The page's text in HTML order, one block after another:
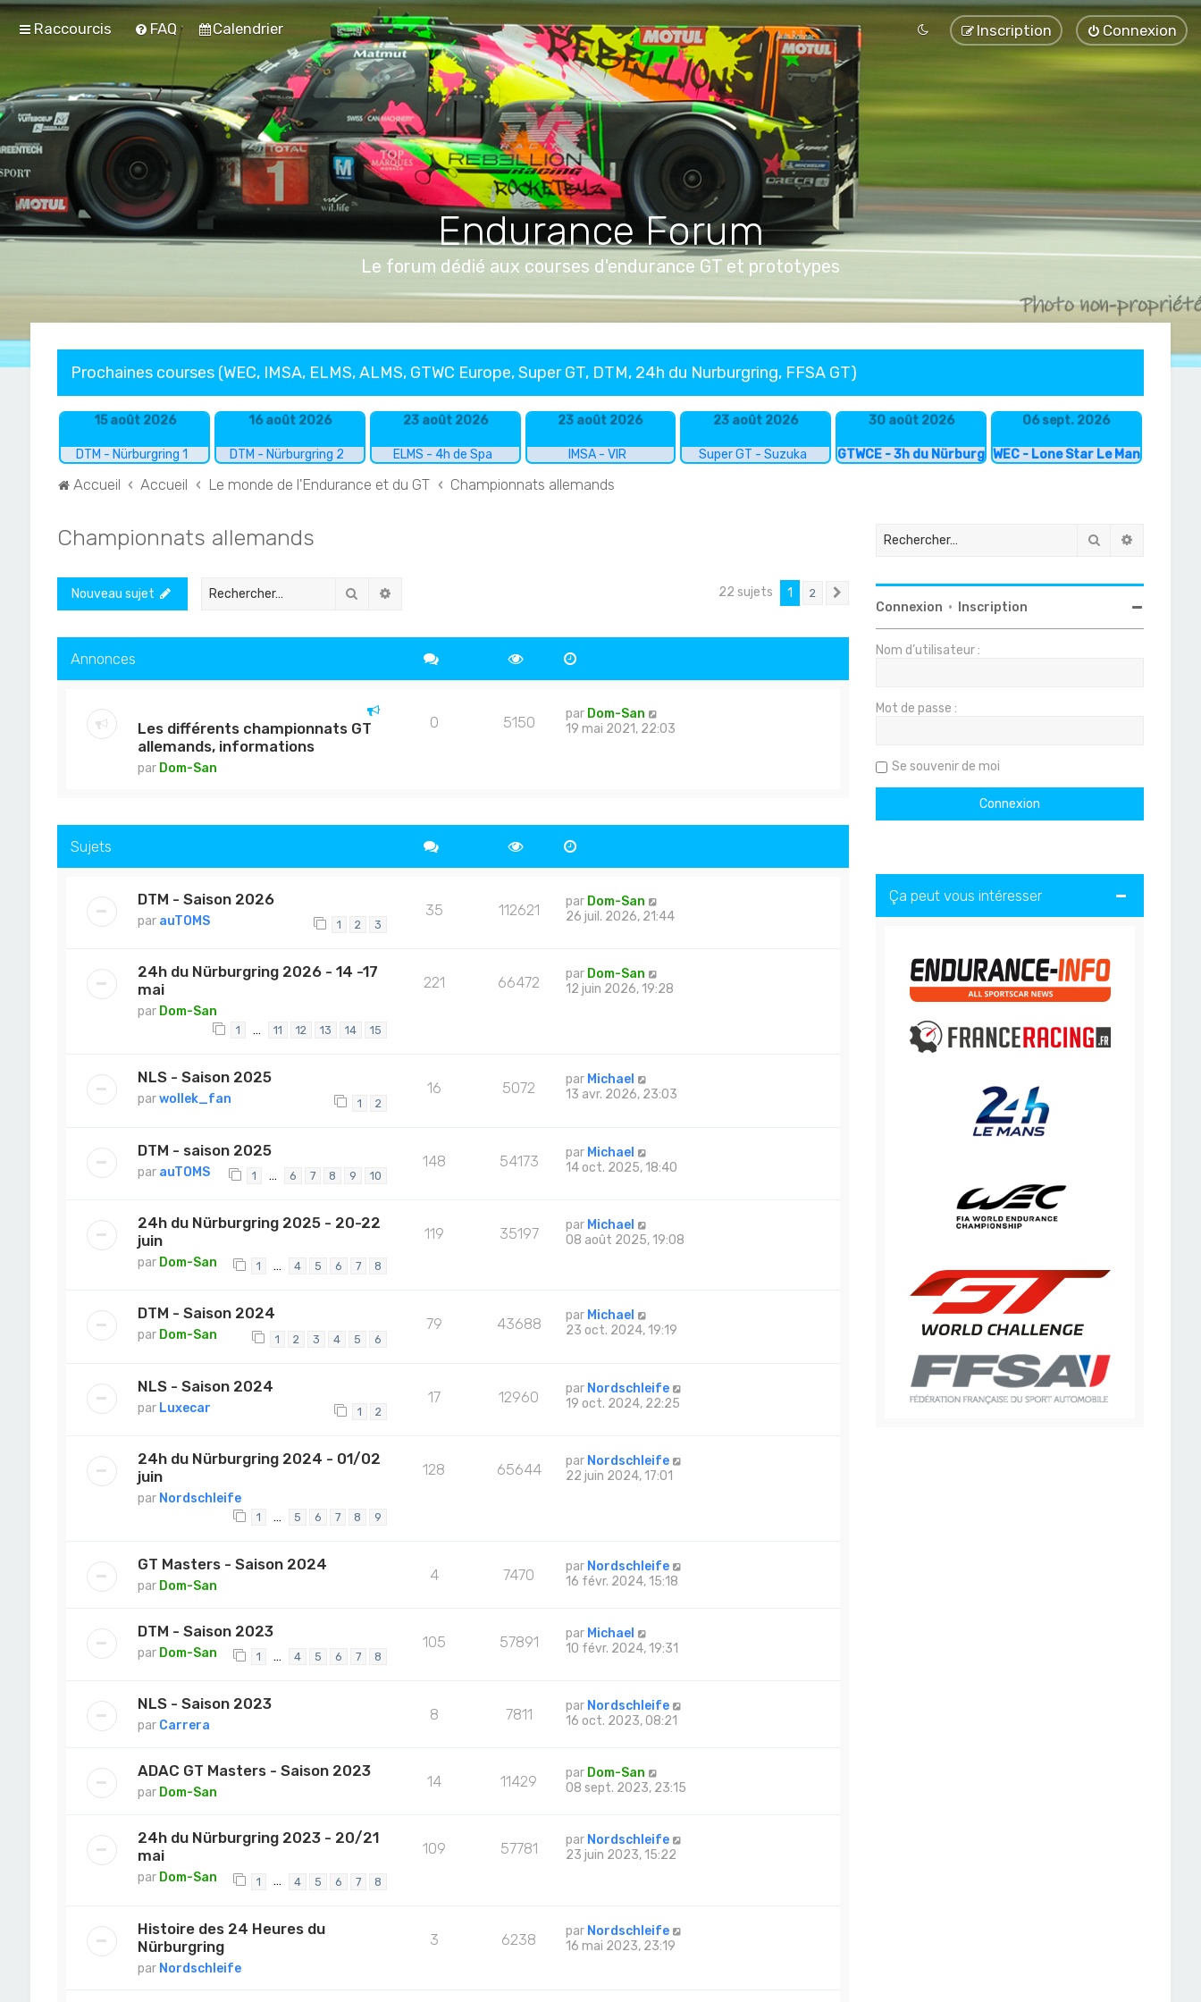
Raccourcis FAQ Calendrier Connexion
Inscription
Endurance Forum
Le forum dédié aux courses d'endurance GT et prototypes
Prochaines courses (WEC, IMSA, ELMS, ALMS, GTWC Europe, Super GT, DTM, 24h du Nurburgring, FFSA GT)
15 août 2026
DTM - Nürburgring 1
16 août 2026
DTM - Nürburgring 2
23 août 2026
ELMS - 4h de Spa
23 août 2026
IMSA - VIR
23 août 2026
Super GT - Suzuka
30 août 2026
GTWCE - 3h du Nürburgring
06 sept. 2026
WEC - Lone Star Le Mans
Accueil Accueil Le monde de l'Endurance et du GT Championnats allemands
Championnats allemands
Nouveau sujet Rechercher 22 sujets 1 2
Annonces
Les différents championnats GT
allemands, informations
par Dom-San
0 5150 par Dom-San
19 mai 2021, 22:03
Sujets
DTM - Saison 2026
par auTOMS 1 2 3
35 112621 par Dom-San
26 juil. 2026, 21:44
24h du Nürburgring 2026 - 14 -17
mai
par Dom-San
1 … 11 12 13 14 15
221 66472 par Dom-San
12 juin 2026, 19:28
NLS - Saison 2025
parwollek_fan 1 2
16 5072 par Michael
13 avr. 2026, 23:03
DTM - saison 2025
par auTOMS 1 … 6 7 8 9 10
148 54173 par Michael
14 oct. 2025, 18:40
24h du Nürburgring 2025 - 20-22
juin
par Dom-San 1 … 4 5 6 7 8
119 35197 par Michael
08 août 2025, 19:08
DTM - Saison 2024
par Dom-San 1 2 3 4 5 6
79 43688 par Michael
23 oct. 2024, 19:19
NLS - Saison 2024
par Luxecar 1 2
17 12960 par Nordschleife
19 oct. 2024, 22:25
24h du Nürburgring 2024 - 01/02
juin
par Nordschleife
1 … 5 6 7 8 9
128 65644 par Nordschleife
22 juin 2024, 17:01
GT Masters - Saison 2024
par Dom-San
4 7470 par Nordschleife
16 févr. 2024, 15:18
DTM - Saison 2023
par Dom-San 1 … 4 5 6 7 8
105 57891 par Michael
10 févr. 2024, 19:31
NLS - Saison 2023
par Carrera
8 7811 par Nordschleife
16 oct. 2023, 08:21
ADAC GT Masters - Saison 2023
par Dom-San
14 11429 par Dom-San
08 sept. 2023, 23:15
24h du Nürburgring 2023 - 20/21
mai
par Dom-San 1 … 4 5 6 7 8
109 57781 par Nordschleife
23 juin 2023, 15:22
Histoire des 24 Heures du
Nürburgring
par Nordschleife
3 6238 par Nordschleife
16 mai 2023, 23:19
Rechercher
Connexion • Inscription
Nom d’utilisateur :
Mot de passe :
Se souvenir de moi
Ça peut vous intéresser